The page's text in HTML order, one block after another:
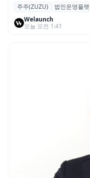
스톡옵션 취소
권리 발생 즉시
주주(ZUZU) 법인운영플
Welaunch
오늘 오전 1:41